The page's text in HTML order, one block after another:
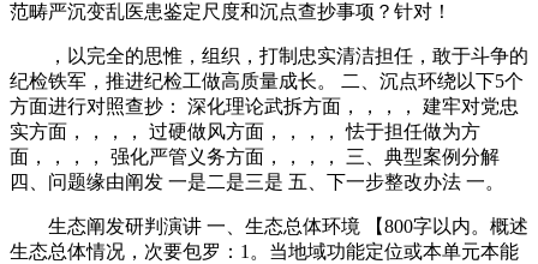
范畴严沉变乱医患鉴定尺度和沉点查抄事项？针对！
，以完全的思惟，组织，打制忠实清洁担任，敢于斗争的
纪检铁军，推进纪检工做高质量成长。 二、沉点环绕以下5个
方面进行对照查抄： 深化理论武拆方面，，，， 建牢对党忠
实方面，，，， 过硬做风方面，，，， 怯于担任做为方
面，，，， 强化严管义务方面，，，， 三、典型案例分解
四、问题缘由阐发 一是二是三是 五、下一步整改办法 一。
生态阐发研判演讲 一、生态总体环境 【800字以内。概述
生态总体情况，次要包罗：1。当地域功能定位或本单元本能